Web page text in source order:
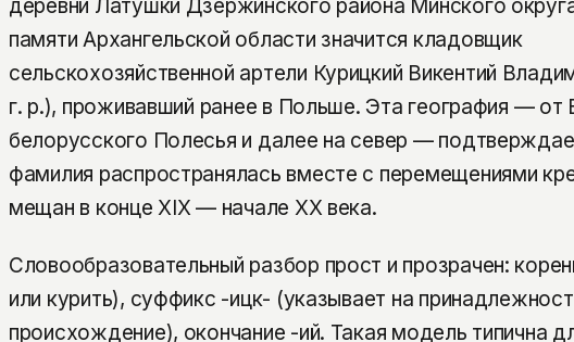
деревни Латушки Дзержинского района Минского
памяти Архангельской области значится кладовщик
сельскохозяйственной артели Курицкий Викентий
г. р.), проживавший ранее в Польше. Эта география — от
белорусского Полесья и далее на север —
фамилия распространялась вместе с перемещениями
мещан в конце XIX — начале XX века.
Словообразовательный разбор прост и прозрачен:
или курить), суффикс -ицк- (указывает на
происхождение), окончание -ий. Такая модель типична